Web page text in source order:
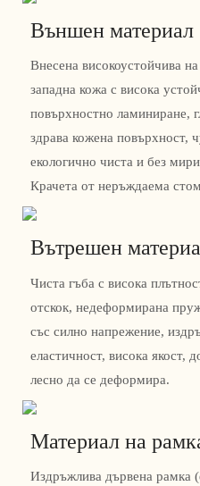
Външен материал
Внесена високоустойчива
западна кожа с висока
повърхностно ламиниране,
здрава кожена повърхност,
екологично чиста и без
Крачета от неръждаема
Вътрешен
Чиста гъба с висока
отскок, недеформирана
със силно напрежение,
еластичност, висока якост,
лесно да се деформира.
Материал на
Издръжлива дървена рамка